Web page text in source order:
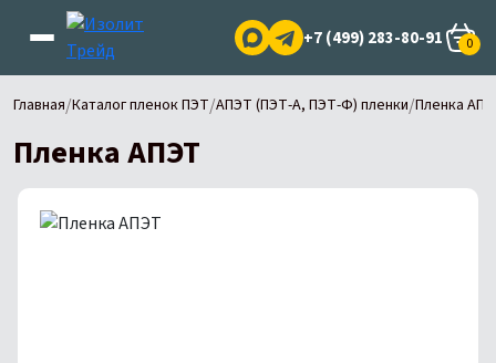
+7 (499) 283-80-91 0
Главная/Каталог пленок ПЭТ/АПЭТ (ПЭТ-А, ПЭТ-Ф) пленки/Пленка
Пленка АПЭТ